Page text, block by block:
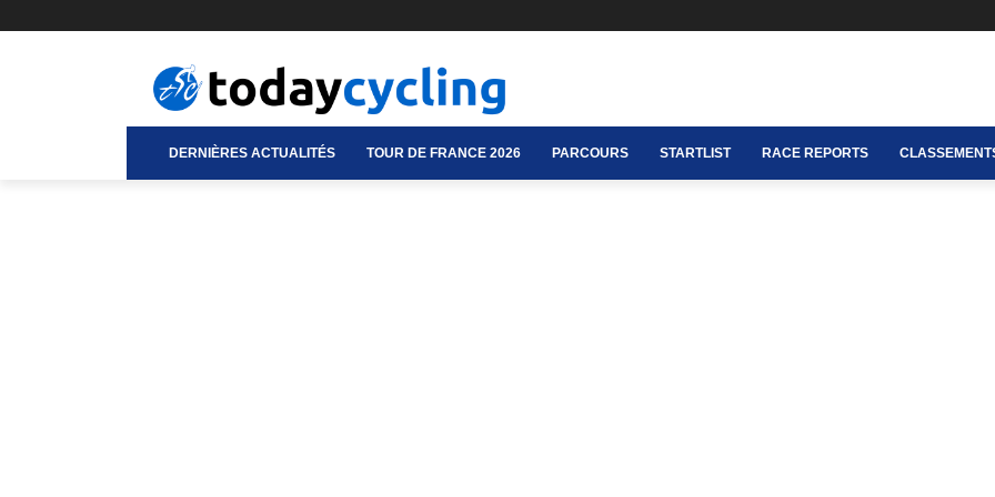
DERNIÈRES ACTUALITÉS TOUR DE FRANCE 2026 PARCOURS STARTLIST RACE REPORTS